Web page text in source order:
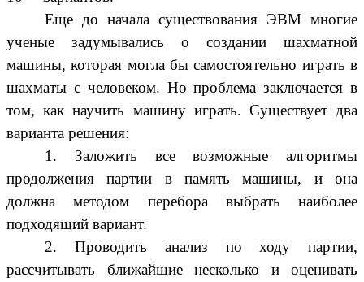
Еще до начала существования ЭВМ многие
ученые задумывались о создании шахматной
машины, которая могла бы самостоятельно играть в
шахматы с человеком. Но проблема заключается в
том, как научить машину играть. Существует два
варианта решения:
1. Заложить все возможные алгоритмы
продолжения партии в память машины, и она
должна методом перебора выбрать наиболее
подходящий вариант.
2. Проводить анализ по ходу партии,
рассчитывать ближайшие несколько и оценивать